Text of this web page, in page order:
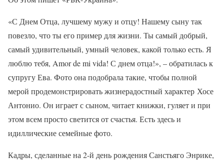
«С Днем Отца, лучшему мужу и отцу! Нашему сыну так
повезло, что ты его пример для жизни. Ты самый добрый,
самый удивительный, умный человек, какой только есть. Я
люблю тебя, Amor de mi vida! С днем отца!», – обратилась к
супругу Ева. Фото она подобрала такие, чтобы полной
мерой продемонстрировать жизнерадостный характер Хосе
Антонио. Он играет с сыном, читает книжки, гуляет и при
этом всем просто светится от счастья. Есть здесь и
идиллические семейные фото.
Кадры, сделанные на 2-й день рождения Санстьяго Энрике,